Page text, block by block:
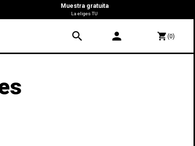
Muestra gratuita
La eliges TU
search person shopping_cart(0)